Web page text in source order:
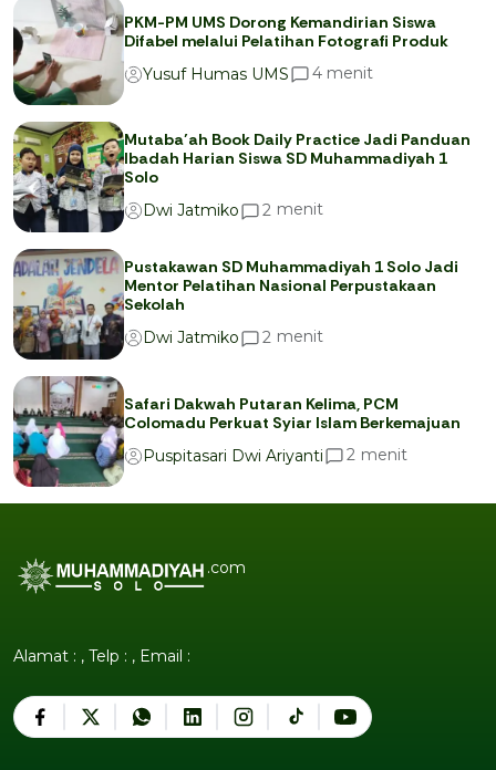
PKM-PM UMS Dorong Kemandirian Siswa
Difabel melalui Pelatihan Fotografi Produk
Yusuf Humas UMS
4 menit
Mutaba’ah Book Daily Practice Jadi Panduan
Ibadah Harian Siswa SD Muhammadiyah 1
Solo
Dwi Jatmiko
2 menit
Pustakawan SD Muhammadiyah 1 Solo Jadi
Mentor Pelatihan Nasional Perpustakaan
Sekolah
Dwi Jatmiko
2 menit
Safari Dakwah Putaran Kelima, PCM
Colomadu Perkuat Syiar Islam Berkemajuan
Puspitasari Dwi Ariyanti
2 menit
.com
Alamat : , Telp : , Email :